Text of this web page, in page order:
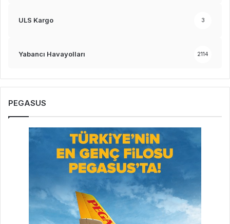
ULS Kargo 3
Yabancı Havayolları 2114
PEGASUS